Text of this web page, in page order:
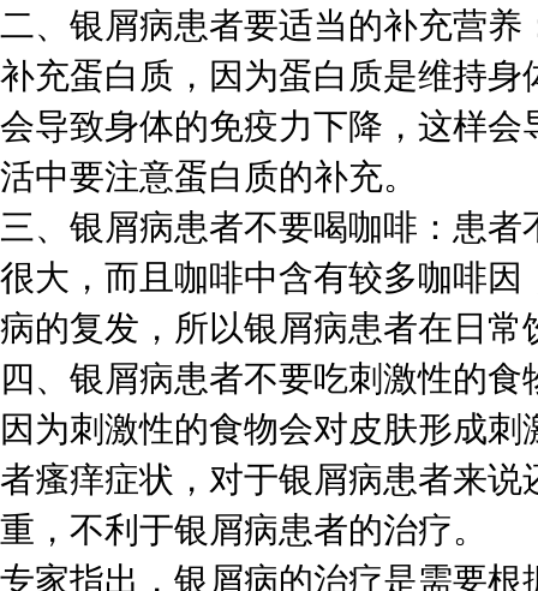
二、银屑病患者要适当的补充营
补充蛋白质，因为蛋白质是维持
会导致身体的免疫力下降，这样
活中要注意蛋白质的补充。
三、银屑病患者不要喝咖啡：患
很大，而且咖啡中含有较多咖啡
病的复发，所以银屑病患者在日
四、银屑病患者不要吃刺激性的
因为刺激性的食物会对皮肤形成
者瘙痒症状，对于银屑病患者来
重，不利于银屑病患者的治疗。
专家指出，银屑病的治疗是需要